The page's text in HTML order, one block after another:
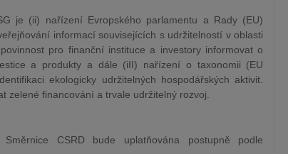
je (ii) nařízení Evropského parlamentu a Rady (EU)
informací souvisejících s udržitelností v oblasti
pro finanční instituce a investory informovat o
a produkty a dále (iII) nařízení o taxonomii (EU
ekologicky udržitelných hospodářských aktivit.
zelené financování a trvale udržitelný rozvoj.
CSRD bude uplatňována postupně podle